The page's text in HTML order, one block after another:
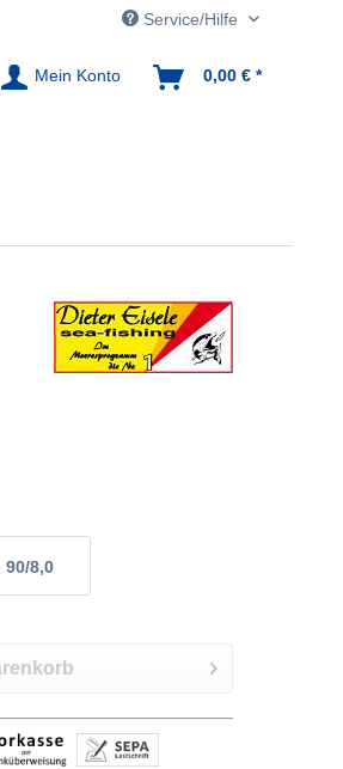
Service/Hilfe
Mein Konto 0,00 € *
90/8,0